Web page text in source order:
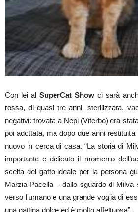
Con lei al SuperCat Show ci sarà
rossa, di quasi tre anni, sterilizzata,
negativi: trovata a Nepi (Viterbo) era
poi adottata, ma dopo due anni
nuovo in cerca di casa. “La storia di
importante e delicato il momento
scelta del gatto ideale per la persona
Marzia Pacella – dallo sguardo di Milva
verso l’umano e una grande voglia di
una gattina dolce ed è molto affettuosa”.